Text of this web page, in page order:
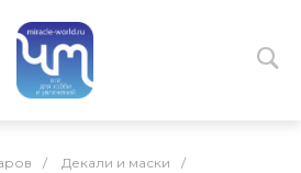
/ Декали и маски
/